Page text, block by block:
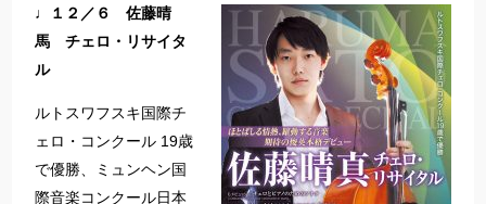
♩１２／６ 佐藤晴
馬 チェロ・リサイタ
ル
ルトスワフスキ国際チ
ェロ・コンクール 19歳
で優勝、ミュンヘン国
際音楽コンクール日本